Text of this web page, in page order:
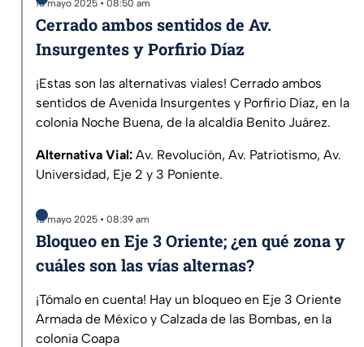
13 mayo 2025 • 08:50 am
Cerrado ambos sentidos de Av.
Insurgentes y Porfirio Díaz
¡Estas son las alternativas viales! Cerrado ambos
sentidos de Avenida Insurgentes y Porfirio Díaz, en la
colonia Noche Buena, de la alcaldía Benito Juárez.
Alternativa Vial: Av. Revolución, Av. Patriotismo, Av.
Universidad, Eje 2 y 3 Poniente.
13 mayo 2025 • 08:39 am
Bloqueo en Eje 3 Oriente; ¿en qué zona y
cuáles son las vías alternas?
¡Tómalo en cuenta! Hay un bloqueo en Eje 3 Oriente
Armada de México y Calzada de las Bombas, en la
colonia Coapa